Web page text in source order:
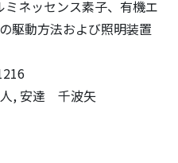
ネッセンス素子、有機エ
駆動方法および照明装置
, 安達 千波矢